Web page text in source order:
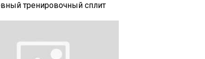
тренировочный сплит